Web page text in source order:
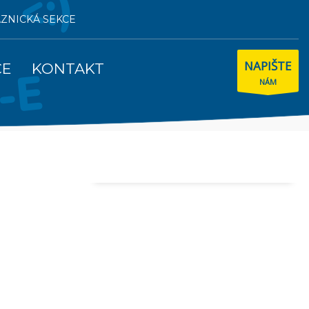
SEKCE
KONTAKT NAPIŠTE
NÁM